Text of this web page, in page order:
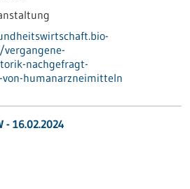
nachgefragt-
humanarzneimitteln
- 16.02.2024